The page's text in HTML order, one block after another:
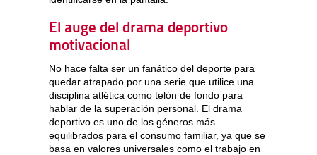
El auge del drama deportivo
motivacional
No hace falta ser un fanático del deporte para
quedar atrapado por una serie que utilice una
disciplina atlética como telón de fondo para
hablar de la superación personal. El drama
deportivo es uno de los géneros más
equilibrados para el consumo familiar, ya que se
basa en valores universales como el trabajo en